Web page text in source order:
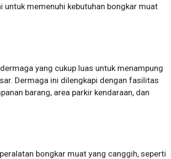
memenuhi kebutuhan bongkar muat
yang cukup luas untuk menampung
Dermaga ini dilengkapi dengan fasilitas
barang, area parkir kendaraan, dan
bongkar muat yang canggih, seperti